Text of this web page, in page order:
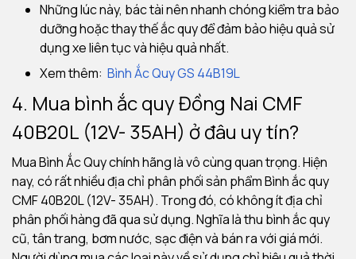
Những lúc này, bác tài nên nhanh chóng kiểm tra bảo
dưỡng hoặc thay thế ắc quy để đảm bảo hiệu quả sử
dụng xe liên tục và hiệu quả nhất.
Xem thêm: Bình Ắc Quy GS 44B19L
4. Mua bình ắc quy Đồng Nai CMF
40B20L (12V- 35AH) ở đâu uy tín?
Mua Bình Ắc Quy chính hãng là vô cùng quan trọng. Hiện
nay, có rất nhiều địa chỉ phân phối sản phẩm Bình ắc quy
CMF 40B20L (12V- 35AH). Trong đó, có không ít địa chỉ
phân phối hàng đã qua sử dụng. Nghĩa là thu bình ắc quy
cũ, tân trang, bơm nước, sạc điện và bán ra với giá mới.